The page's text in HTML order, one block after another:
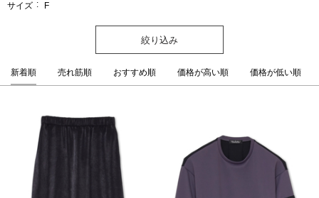
サイズ F
絞り込み
新着順 売れ筋順 おすすめ順 価格が高い順 価格が低い順